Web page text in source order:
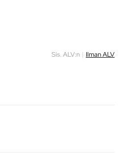
Sis. ALV:n | Ilman ALV